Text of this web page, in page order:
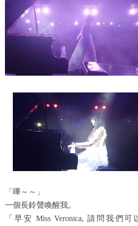
「嗶～～」
一個長鈴聲喚醒我。
「早安 Miss Veronica, 請問我們